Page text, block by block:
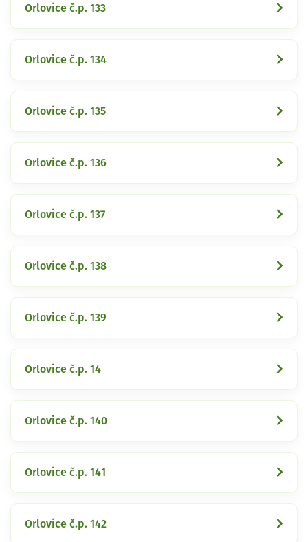
Orlovice č.p. 133
Orlovice č.p. 134
Orlovice č.p. 135
Orlovice č.p. 136
Orlovice č.p. 137
Orlovice č.p. 138
Orlovice č.p. 139
Orlovice č.p. 14
Orlovice č.p. 140
Orlovice č.p. 141
Orlovice č.p. 142